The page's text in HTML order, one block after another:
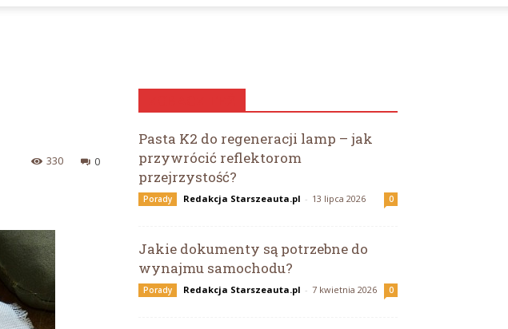
0
330
Pasta K2 do regeneracji lamp – jak
przywrócić reflektorom
przejrzystość?
Porady Redakcja Starszeauta.pl - 13 lipca 2026 0
Jakie dokumenty są potrzebne do
wynajmu samochodu?
Porady Redakcja Starszeauta.pl - 7 kwietnia 2026 0